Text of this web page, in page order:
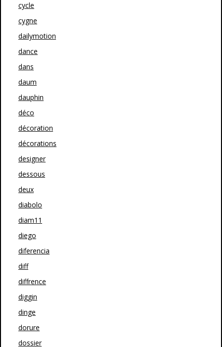
cycle
cygne
dailymotion
dance
dans
daum
dauphin
déco
décoration
décorations
designer
dessous
deux
diabolo
diam11
diego
diferencia
diff
diffrence
diggin
dinge
dorure
dossier